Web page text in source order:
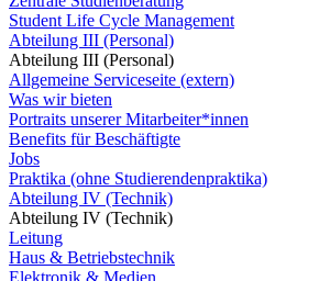
Student Life Cycle Management
Abteilung III (Personal)
Abteilung III (Personal)
Allgemeine Serviceseite (extern)
Was wir bieten
Portraits unserer Mitarbeiter*innen
Benefits für Beschäftigte
Jobs
Praktika (ohne Studierendenpraktika)
Abteilung IV (Technik)
Abteilung IV (Technik)
Leitung
Haus & Betriebstechnik
Elektronik & Medien